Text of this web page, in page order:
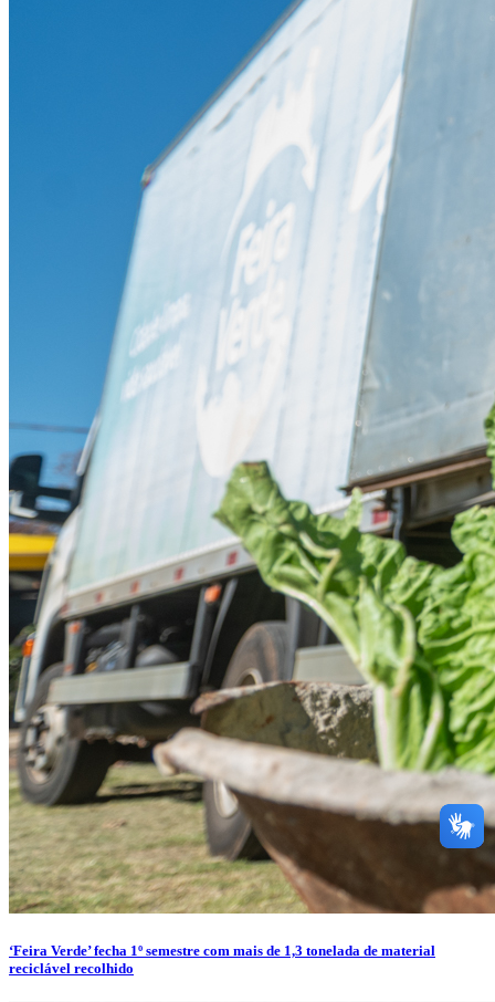
‘Feira Verde’ fecha 1º semestre com mais de 1,3 tonelada de material
reciclável recolhido